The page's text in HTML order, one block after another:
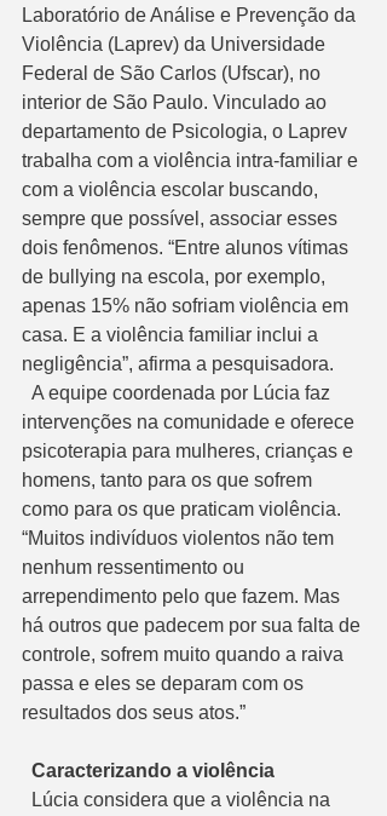
Laboratório de Análise e Prevenção da
Violência (Laprev) da Universidade
Federal de São Carlos (Ufscar), no
interior de São Paulo. Vinculado ao
departamento de Psicologia, o Laprev
trabalha com a violência intra-familiar e
com a violência escolar buscando,
sempre que possível, associar esses
dois fenômenos. “Entre alunos vítimas
de bullying na escola, por exemplo,
apenas 15% não sofriam violência em
casa. E a violência familiar inclui a
negligência”, afirma a pesquisadora.
intervenções na comunidade e oferece
psicoterapia para mulheres, crianças e
homens, tanto para os que sofrem
como para os que praticam violência.
“Muitos indivíduos violentos não tem
nenhum ressentimento ou
arrependimento pelo que fazem. Mas
há outros que padecem por sua falta de
controle, sofrem muito quando a raiva
passa e eles se deparam com os
resultados dos seus atos.”
  Caracterizando a violência